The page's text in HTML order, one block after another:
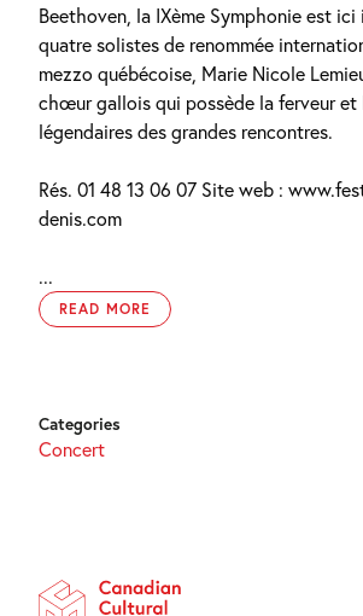
Beethoven, la IXème Symphonie est
quatre solistes de renommée
mezzo québécoise, Marie Nicole
chœur gallois qui possède la ferveur et
légendaires des grandes rencontres.
Rés. 01 48 13 06 07 Site web :
denis.com
...
READ MORE
Categories
Concert